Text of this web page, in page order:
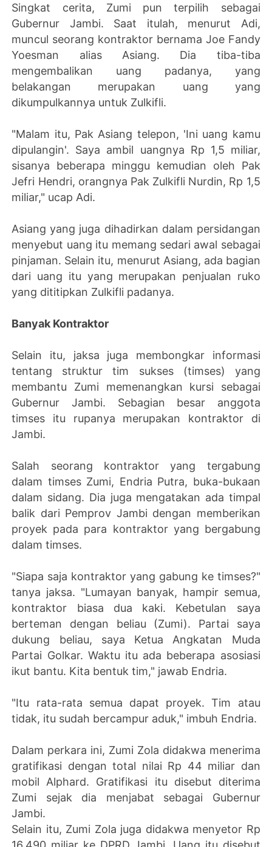
Singkat cerita, Zumi pun terpilih sebagai
Gubernur Jambi. Saat itulah, menurut Adi,
muncul seorang kontraktor bernama Joe Fandy
Yoesman alias Asiang. Dia tiba-tiba
mengembalikan uang padanya, yang
belakangan merupakan uang yang
dikumpulkannya untuk Zulkifli.
"Malam itu, Pak Asiang telepon, 'Ini uang kamu
dipulangin'. Saya ambil uangnya Rp 1,5 miliar,
sisanya beberapa minggu kemudian oleh Pak
Jefri Hendri, orangnya Pak Zulkifli Nurdin, Rp 1,5
miliar," ucap Adi.
Asiang yang juga dihadirkan dalam persidangan
menyebut uang itu memang sedari awal sebagai
pinjaman. Selain itu, menurut Asiang, ada bagian
dari uang itu yang merupakan penjualan ruko
yang dititipkan Zulkifli padanya.
Banyak Kontraktor
Selain itu, jaksa juga membongkar informasi
tentang struktur tim sukses (timses) yang
membantu Zumi memenangkan kursi sebagai
Gubernur Jambi. Sebagian besar anggota
timses itu rupanya merupakan kontraktor di
Jambi.
Salah seorang kontraktor yang tergabung
dalam timses Zumi, Endria Putra, buka-bukaan
dalam sidang. Dia juga mengatakan ada timpal
balik dari Pemprov Jambi dengan memberikan
proyek pada para kontraktor yang bergabung
dalam timses.
"Siapa saja kontraktor yang gabung ke timses?"
tanya jaksa. "Lumayan banyak, hampir semua,
kontraktor biasa dua kaki. Kebetulan saya
berteman dengan beliau (Zumi). Partai saya
dukung beliau, saya Ketua Angkatan Muda
Partai Golkar. Waktu itu ada beberapa asosiasi
ikut bantu. Kita bentuk tim," jawab Endria.
"Itu rata-rata semua dapat proyek. Tim atau
tidak, itu sudah bercampur aduk," imbuh Endria.
Dalam perkara ini, Zumi Zola didakwa menerima
gratifikasi dengan total nilai Rp 44 miliar dan
mobil Alphard. Gratifikasi itu disebut diterima
Zumi sejak dia menjabat sebagai Gubernur
Jambi.
Selain itu, Zumi Zola juga didakwa menyetor Rp